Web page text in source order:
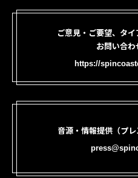
ご意見・ご要望、タ
お問い合わ
https://
音源・情報提供（プ